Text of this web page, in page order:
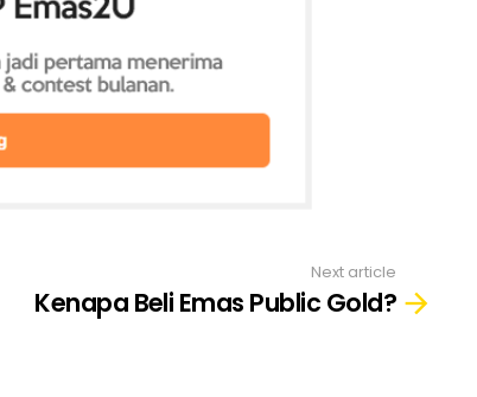
Next article
Kenapa Beli Emas Public Gold?